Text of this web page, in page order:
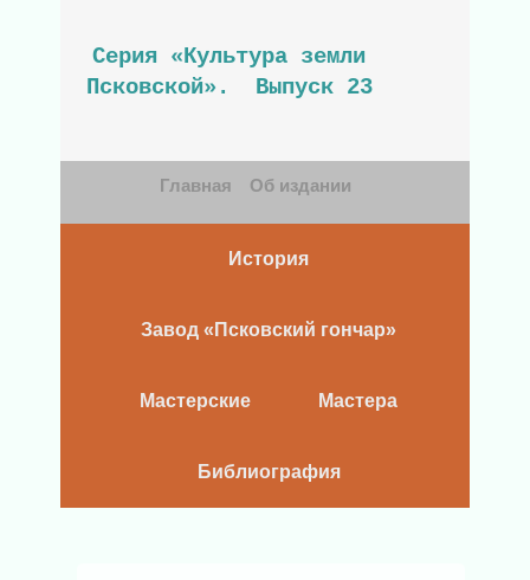
Серия «Культура земли
Псковской». Выпуск 23
Главная Об издании
История
Завод «Псковский гончар»
Мастерские Мастера
Библиография